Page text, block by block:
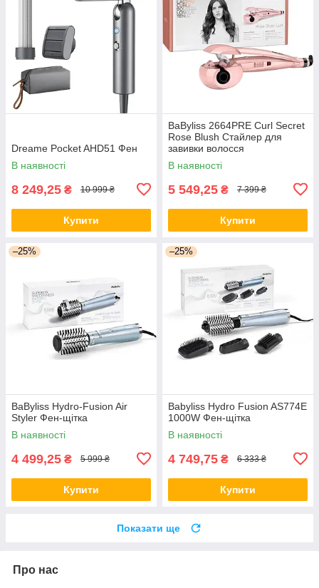
Dreame Pocket AHD51 Фен
В наявності
8 249,25 ₴ 10 999 ₴
Купити
BaByliss 2664PRE Curl Secret
Rose Blush Стайлер для
завивки волосся
В наявності
5 549,25 ₴ 7 399 ₴
Купити
–25%
BaByliss Hydro-Fusion Air
Styler Фен-щітка
В наявності
4 499,25 ₴ 5 999 ₴
Купити
–25%
Babyliss Hydro Fusion AS774E
1000W Фен-щітка
В наявності
4 749,75 ₴ 6 333 ₴
Купити
Показати ще
Про нас